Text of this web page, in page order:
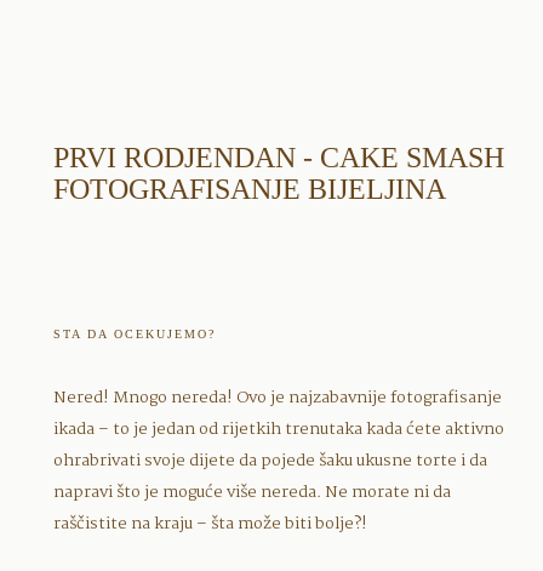
Nered! Mnogo nereda! Ovo je najzabavnije fotografisanje
ikada – to je jedan od rijetkih trenutaka kada ćete aktivno
ohrabrivati svoje dijete da pojede šaku ukusne torte i da
napravi što je moguće više nereda. Ne morate ni da
raščistite na kraju – šta može biti bolje?!
PRVI RODJENDAN - CAKE SMASH
FOTOGRAFISANJE BIJELJINA
STA DA OCEKUJEMO?